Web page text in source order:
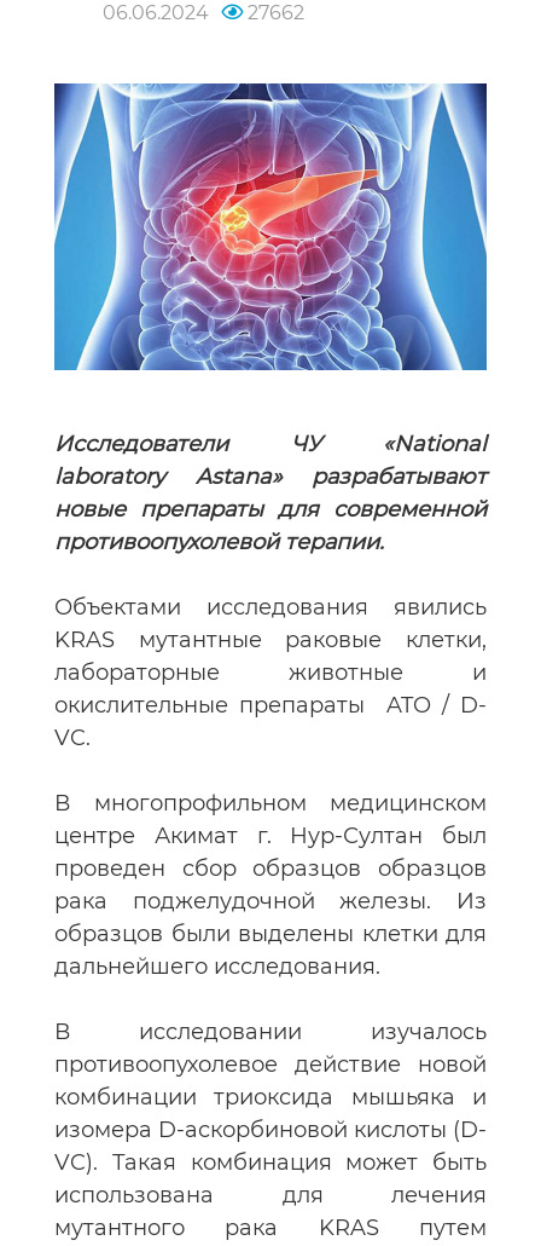
06.06.2024 27662
Исследователи ЧУ «National
laboratory Astana» разрабатывают
новые препараты для современной
противоопухолевой терапии.
Объектами исследования явились
KRAS мутантные раковые клетки,
лабораторные животные и
окислительные препараты ATO / D-
VC.
В многопрофильном медицинском
центре Акимат г. Нур-Султан был
проведен сбор образцов образцов
рака поджелудочной железы. Из
образцов были выделены клетки для
дальнейшего исследования.
В исследовании изучалось
противоопухолевое действие новой
комбинации триоксида мышьяка и
изомера D-аскорбиновой кислоты (D-
VC). Такая комбинация может быть
использована для лечения
мутантного рака KRAS путем